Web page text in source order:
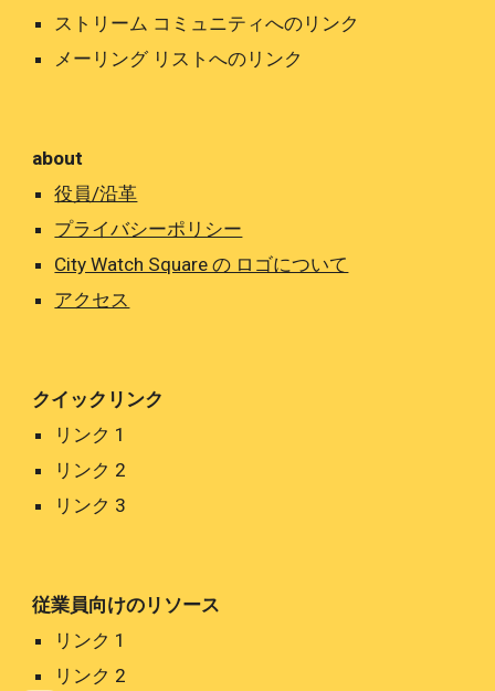
ストリーム コミュニティへのリンク
メーリング リストへのリンク
about
役員/沿革
プライバシーポリシー
City Watch Square の ロゴについて
アクセス
クイックリンク
リンク 1
リンク 2
リンク 3
従業員向けのリソース
リンク 1
リンク 2